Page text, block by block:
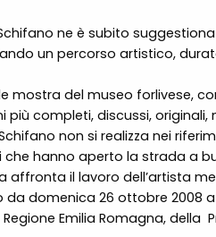
ne è subito
un percorso artistico,
mostra del museo forlivese,
completi, discussi, originali,
non si realizza nei
hanno aperto la strada a
affronta il lavoro dell’artista
domenica 26 ottobre 2008
Regione Emilia Romagna, della